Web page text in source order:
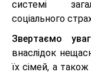
системі
соціального
Звертаємо
внаслідок
їх сімей, а